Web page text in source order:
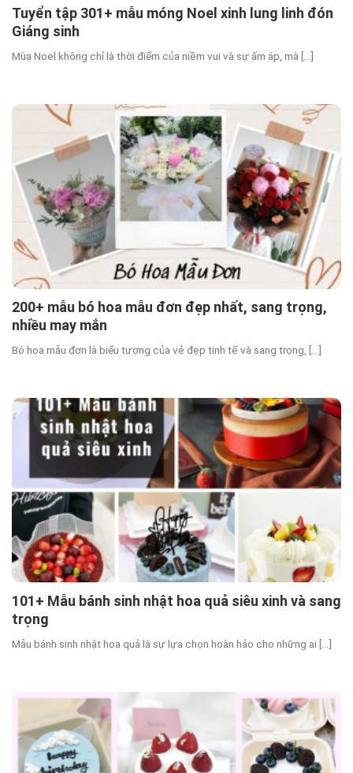
Tuyển tập 301+ mẫu móng Noel xinh lung linh đón
Giáng sinh
Mùa Noel không chỉ là thời điểm của niềm vui và sự ấm áp, mà [...]
200+ mẫu bó hoa mẫu đơn đẹp nhất, sang trọng,
nhiều may mắn
Bó hoa mẫu đơn là biểu tượng của vẻ đẹp tinh tế và sang trọng, [...]
101+ Mẫu bánh sinh nhật hoa quả siêu xinh và sang
trọng
Mẫu bánh sinh nhật hoa quả là sự lựa chọn hoàn hảo cho những ai [...]